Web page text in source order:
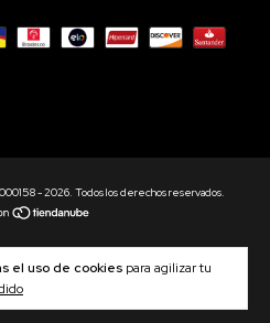
el uso de cookies para agilizar tu
- 2026. Todos los derechos reservados.